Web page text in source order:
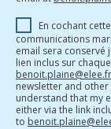
En cochant
communications
email sera conservé
lien inclus sur
benoit.plaine@elee.fr
newsletter and other
understand that my
either via the link
to